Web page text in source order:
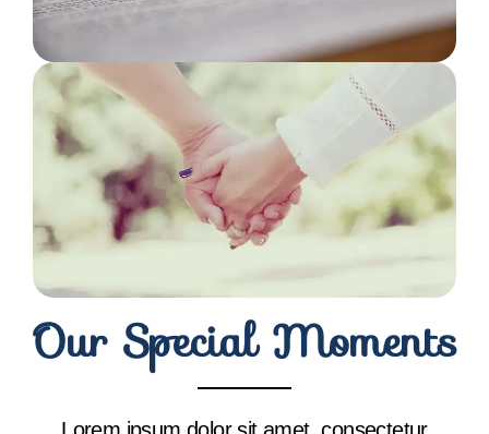
Our Special Moments